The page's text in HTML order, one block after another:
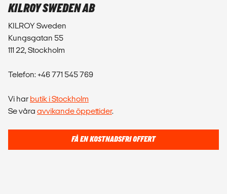
KILROY SWEDEN AB
KILROY Sweden
Kungsgatan 55
111 22, Stockholm
Telefon: +46 771 545 769
Vi har butik i Stockholm
Se våra avvikande öppettider.
FÅ EN KOSTNADSFRI OFFERT